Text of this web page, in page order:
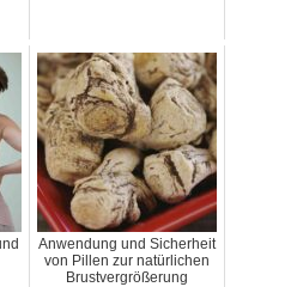
Anwendung und Sicherheit
von Pillen zur natürlichen
Brustvergrößerung